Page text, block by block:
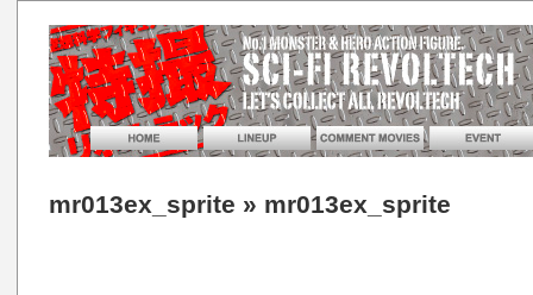
mr013ex_sprite » mr013ex_sprite